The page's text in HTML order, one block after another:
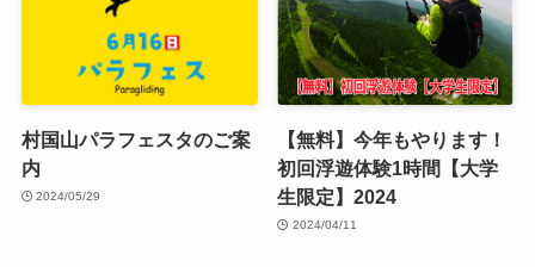
村国山パラフェスタのご案
内
2024/05/29
【無料】今年もやります！
初回浮遊体験1時間【大学
生限定】2024
2024/04/11